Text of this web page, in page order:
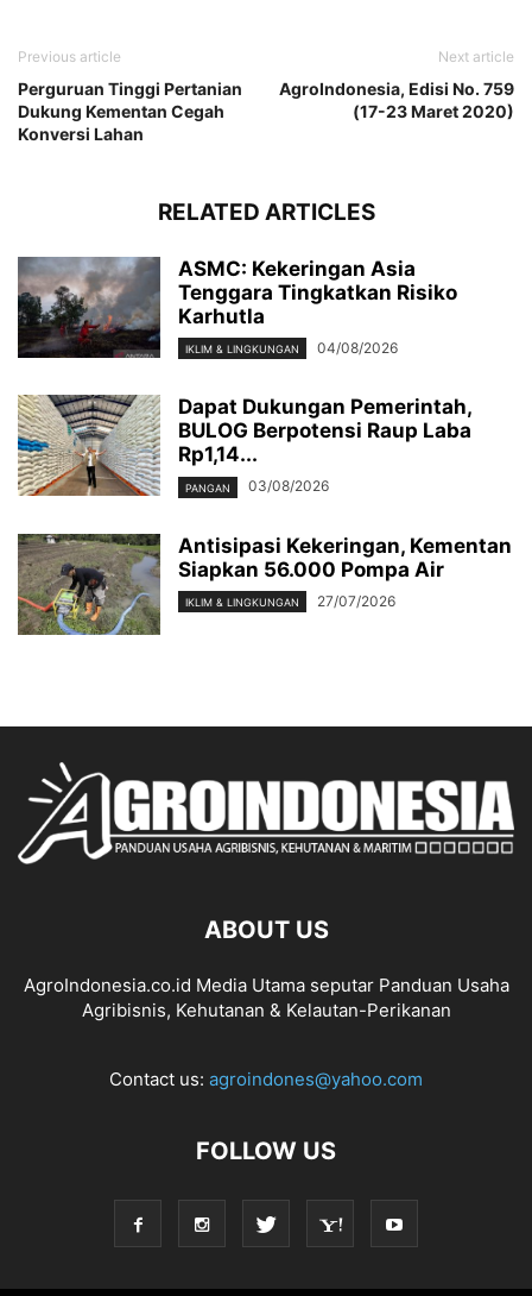
Previous article
Perguruan Tinggi Pertanian
Dukung Kementan Cegah
Konversi Lahan
Next article
AgroIndonesia, Edisi No. 759
(17-23 Maret 2020)
RELATED ARTICLES
ASMC: Kekeringan Asia
Tenggara Tingkatkan Risiko
Karhutla
IKLIM & LINGKUNGAN 04/08/2026
Dapat Dukungan Pemerintah,
BULOG Berpotensi Raup Laba
Rp1,14...
PANGAN 03/08/2026
Antisipasi Kekeringan, Kementan
Siapkan 56.000 Pompa Air
IKLIM & LINGKUNGAN 27/07/2026
ABOUT US
AgroIndonesia.co.id Media Utama seputar Panduan Usaha
Agribisnis, Kehutanan & Kelautan-Perikanan
Contact us: agroindones@yahoo.com
FOLLOW US